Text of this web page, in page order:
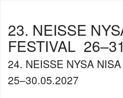
23. NEISSE
FESTIVAL
24. NEISSE NYSA
25–30.05.2027